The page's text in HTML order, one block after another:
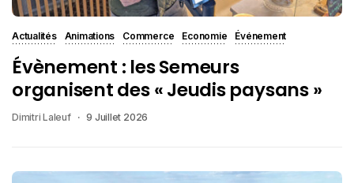
Actualités Animations Commerce Economie Événement
Évènement : les Semeurs
organisent des « Jeudis paysans »
Dimitri Laleuf 9 Juillet 2026